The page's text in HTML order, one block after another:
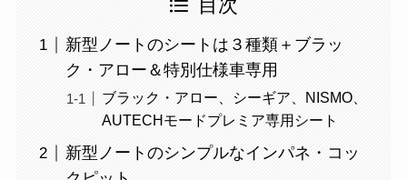
目次
新型ノートのシートは３種類＋ブラッ
ク・アロー＆特別仕様車専用
ブラック・アロー、シーギア、NISMO、
AUTECHモードプレミア専用シート
新型ノートのシンプルなインパネ・コッ